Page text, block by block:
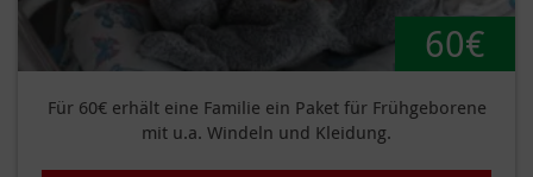
60€
Für 60€ erhält eine Familie ein Paket für Frühgeborene
mit u.a. Windeln und Kleidung.